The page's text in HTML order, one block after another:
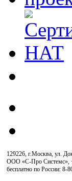
129226, г.Москва, ул.
ООО «С-Про Системс»,
бесплатно по России: 8-